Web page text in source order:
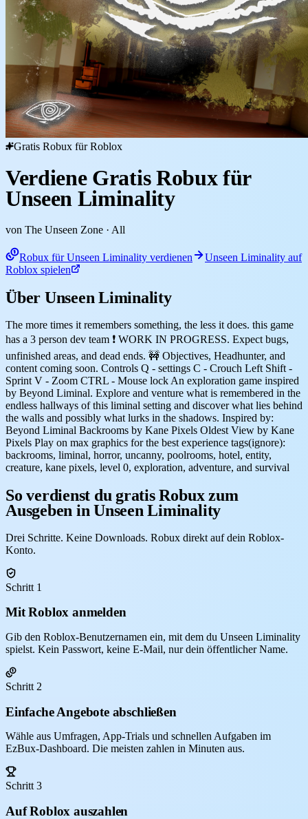
Gratis Robux für Roblox
Verdiene Gratis Robux für
Unseen Liminality
von The Unseen Zone · All
Robux für Unseen Liminality verdienen
Unseen Liminality auf
Roblox spielen
Über Unseen Liminality
The more times it remembers something, the less it does. this game
has a 3 person dev team ❗ WORK IN PROGRESS. Expect bugs,
unfinished areas, and dead ends. 🚧 Objectives, Headhunter, and
content coming soon. Controls Q - settings C - Crouch Left Shift -
Sprint V - Zoom CTRL - Mouse lock An exploration game inspired
by Beyond Liminal. Explore and venture what is remembered in the
endless hallways of this liminal setting and discover what lies behind
the walls and possibly what lurks in the shadows. Inspired by:
Beyond Liminal Backrooms by Kane Pixels Oldest View by Kane
Pixels Play on max graphics for the best experience tags(ignore):
backrooms, liminal, horror, uncanny, poolrooms, hotel, entity,
creature, kane pixels, level 0, exploration, adventure, and survival
So verdienst du gratis Robux zum
Ausgeben in Unseen Liminality
Drei Schritte. Keine Downloads. Robux direkt auf dein Roblox-
Konto.
Schritt 1
Mit Roblox anmelden
Gib den Roblox-Benutzernamen ein, mit dem du Unseen Liminality
spielst. Kein Passwort, keine E-Mail, nur dein öffentlicher Name.
Schritt 2
Einfache Angebote abschließen
Wähle aus Umfragen, App-Trials und schnellen Aufgaben im
EzBux-Dashboard. Die meisten zahlen in Minuten aus.
Schritt 3
Auf Roblox auszahlen